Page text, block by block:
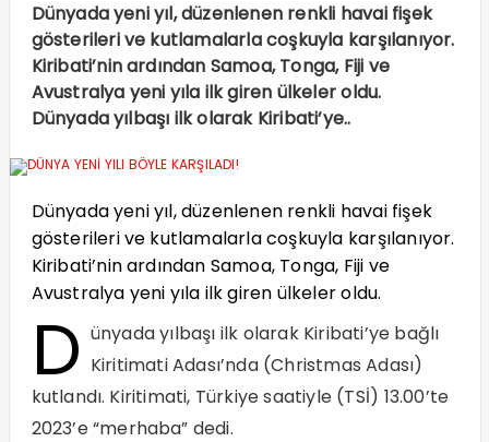
Dünyada yeni yıl, düzenlenen renkli havai fişek
gösterileri ve kutlamalarla coşkuyla karşılanıyor.
Kiribati’nin ardından Samoa, Tonga, Fiji ve
Avustralya yeni yıla ilk giren ülkeler oldu.
Dünyada yılbaşı ilk olarak Kiribati’ye..
Dünyada yeni yıl, düzenlenen renkli havai fişek
gösterileri ve kutlamalarla coşkuyla karşılanıyor.
Kiribati’nin ardından Samoa, Tonga, Fiji ve
Avustralya yeni yıla ilk giren ülkeler oldu.
D ünyada yılbaşı ilk olarak Kiribati’ye bağlı
Kiritimati Adası’nda (Christmas Adası)
kutlandı. Kiritimati, Türkiye saatiyle (TSİ) 13.00’te
2023’e “merhaba” dedi.